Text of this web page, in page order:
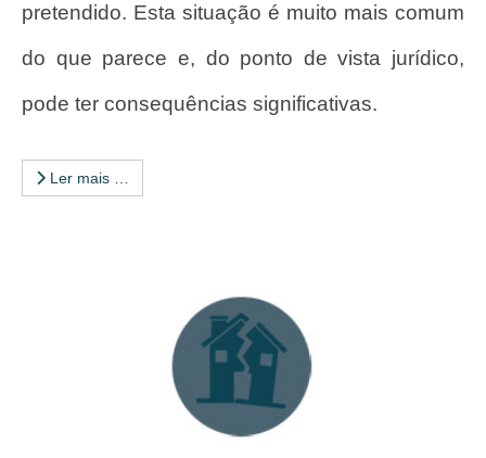
pretendido. Esta situação é muito mais comum
do que parece e, do ponto de vista jurídico,
pode ter consequências significativas.
Ler mais …